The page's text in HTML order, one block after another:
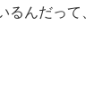
んだって、